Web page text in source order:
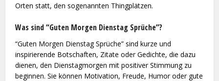
Orten statt, den sogenannten Thingplätzen.
Was sind “Guten Morgen Dienstag Sprüche”?
“Guten Morgen Dienstag Sprüche” sind kurze und
inspirierende Botschaften, Zitate oder Gedichte, die dazu
dienen, den Dienstagmorgen mit positiver Stimmung zu
beginnen. Sie können Motivation, Freude, Humor oder gute